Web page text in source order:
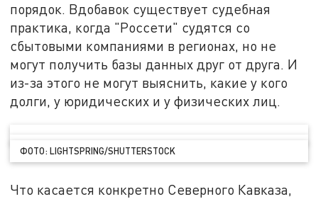
порядок. Вдобавок существует судебная
практика, когда "Россети" судятся со
сбытовыми компаниями в регионах, но не
могут получить базы данных друг от друга. И
из-за этого не могут выяснить, какие у кого
долги, у юридических и у физических лиц.
ФОТО: LIGHTSPRING/SHUTTERSTOCK
Что касается конкретно Северного Кавказа,